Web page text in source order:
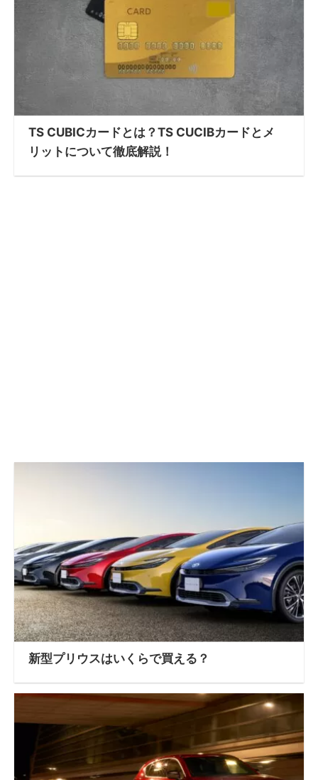
TS CUBICカードとは？TS CUCIBカードとメ
リットについて徹底解説！
新型プリウスはいくらで買える？